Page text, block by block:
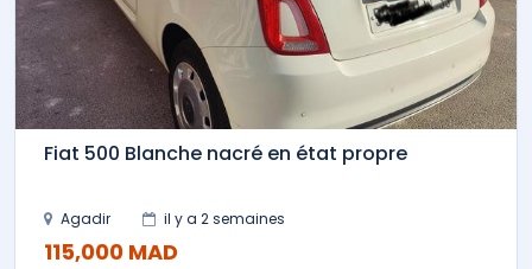
Fiat 500 Blanche nacré en état propre
Agadir il y a 2 semaines
115,000 MAD